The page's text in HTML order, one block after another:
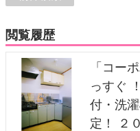
閲覧履歴
「コー
っすぐ
付・洗
定！ ２